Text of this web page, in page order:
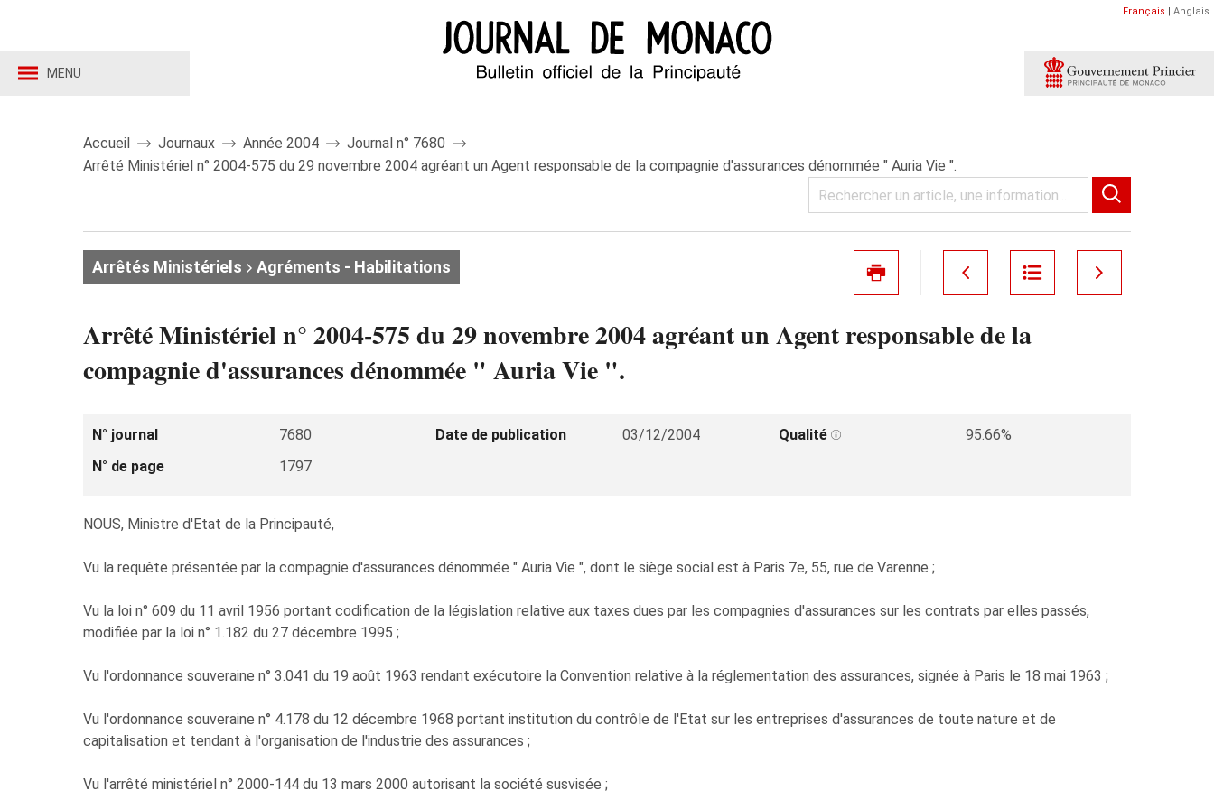
MENU
Français | Anglais
Accueil Journaux Année 2004
Journal n° 7680
Arrêté Ministériel n° 2004-575 du 29 novembre 2004 agréant un Agent responsable de la compagnie d'assurances dénommée " Auria Vie ".
Arrêtés Ministériels Agréments - Habilitations
Arrêté Ministériel n° 2004-575 du 29 novembre 2004 agréant un Agent responsable de la
compagnie d'assurances dénommée " Auria Vie ".
N° journal 7680 Date de publication 03/12/2004 Qualité
95.66%
N° de page
1797
NOUS, Ministre d'Etat de la Principauté,
Vu la requête présentée par la compagnie d'assurances dénommée " Auria Vie ", dont le siège social est à Paris 7e, 55, rue de Varenne ;
Vu la loi n° 609 du 11 avril 1956 portant codification de la législation relative aux taxes dues par les compagnies d'assurances sur les contrats par elles passés,
modifiée par la loi n° 1.182 du 27 décembre 1995 ;
Vu l'ordonnance souveraine n° 3.041 du 19 août 1963 rendant exécutoire la Convention relative à la réglementation des assurances, signée à Paris le 18 mai 1963 ;
Vu l'ordonnance souveraine n° 4.178 du 12 décembre 1968 portant institution du contrôle de l'Etat sur les entreprises d'assurances de toute nature et de
capitalisation et tendant à l'organisation de l'industrie des assurances ;
Vu l'arrêté ministériel n° 2000-144 du 13 mars 2000 autorisant la société susvisée ;